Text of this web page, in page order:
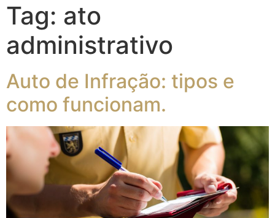
Tag: ato
administrativo
Auto de Infração: tipos e
como funcionam.